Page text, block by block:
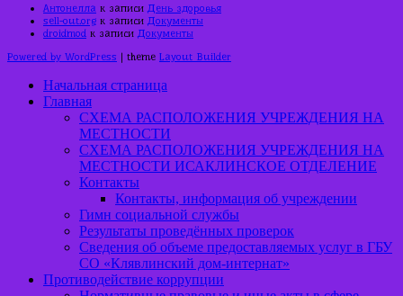
Антонелла к записи День здоровья
sell-out.org к записи Документы
droidmod к записи Документы
Powered by WordPress | theme Layout Builder
Начальная страница
Главная
СХЕМА РАСПОЛОЖЕНИЯ УЧРЕЖДЕНИЯ НА
МЕСТНОСТИ
СХЕМА РАСПОЛОЖЕНИЯ УЧРЕЖДЕНИЯ НА
МЕСТНОСТИ ИСАКЛИНСКОЕ ОТДЕЛЕНИЕ
Контакты
Контакты, информация об учреждении
Гимн социальной службы
Результаты проведённых проверок
Сведения об объеме предоставляемых услуг в ГБУ
СО «Клявлинский дом-интернат»
Противодействие коррупции